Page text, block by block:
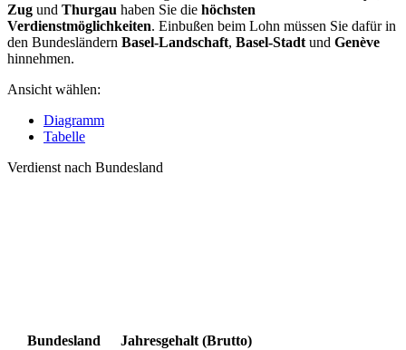
Zug und Thurgau haben Sie die höchsten
Verdienstmöglichkeiten. Einbußen beim Lohn müssen Sie dafür in
den Bundesländern Basel-Landschaft, Basel-Stadt und Genève
hinnehmen.
Ansicht wählen:
Diagramm
Tabelle
Verdienst nach Bundesland
Bundesland
Jahresgehalt (Brutto)